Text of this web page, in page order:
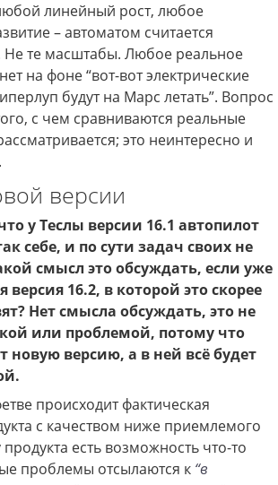
линейный рост, любое
– автоматом считается
Не те масштабы. Любое реальное
на фоне “вот-вот электрические
будут на Марс летать”. Вопрос
с чем сравниваются реальные
это неинтересно и
версии
у Теслы версии 16.1 автопилот
себе, и по сути задач своих не
смысл это обсуждать, если уже
версия 16.2, в которой это скорее
Нет смысла обсуждать, это не
или проблемой, потому что
новую версию, а в ней всё будет
происходит фактическая
с качеством ниже приемлемого
есть возможность что-то
проблемы отсылаются к “в